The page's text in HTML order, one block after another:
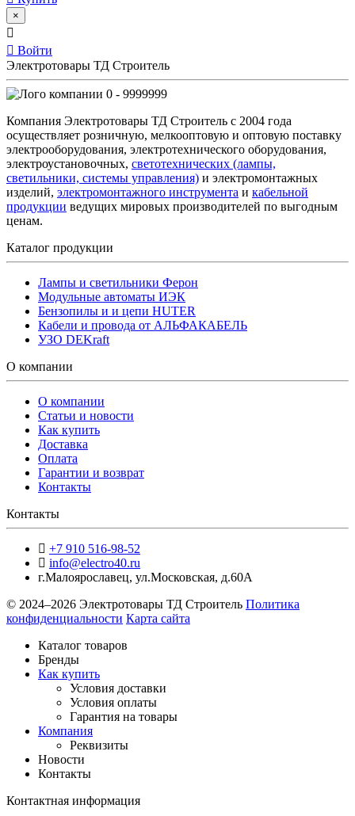
×
Войти
Электротовары ТД Строитель
0 - 9999999
Компания Электротовары ТД Строитель с 2004 года
осуществляет розничную, мелкооптовую и оптовую поставку
электрооборудования, электротехнического оборудования,
электроустановочных, светотехнических (лампы,
светильники, системы управления) и электромонтажных
изделий, электромонтажного инструмента и кабельной
продукции ведущих мировых производителей по выгодным
ценам.
Каталог продукции
Лампы и светильники Ферон
Модульные автоматы ИЭК
Бензопилы и и цепи HUTER
Кабели и провода от АЛЬФАКАБЕЛЬ
УЗО DEKraft
О компании
О компании
Статьи и новости
Как купить
Доставка
Оплата
Гарантии и возврат
Контакты
Контакты
+7 910 516-98-52
info@electro40.ru
г.Малоярославец, ул.Московская, д.60А
© 2024–2026 Электротовары ТД Строитель Политика
конфиденциальности Карта сайта
Каталог товаров
Бренды
Как купить
Условия доставки
Условия оплаты
Гарантия на товары
Компания
Реквизиты
Новости
Контакты
Контактная информация